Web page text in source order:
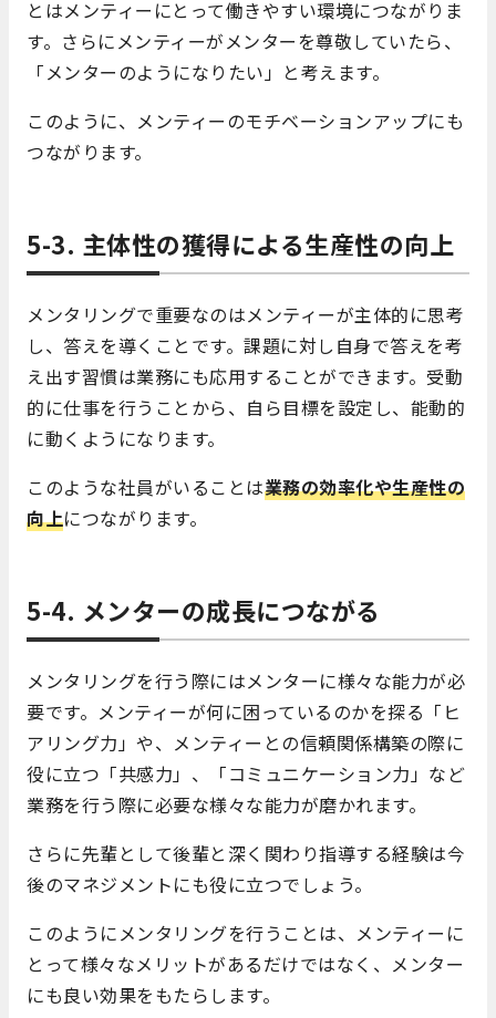
とはメンティーにとって働きやすい環境につながりま
す。さらにメンティーがメンターを尊敬していたら、
「メンターのようになりたい」と考えます。
このように、メンティーのモチベーションアップにも
つながります。
5-3. 主体性の獲得による生産性の向上
メンタリングで重要なのはメンティーが主体的に思考
し、答えを導くことです。課題に対し自身で答えを考
え出す習慣は業務にも応用することができます。受動
的に仕事を行うことから、自ら目標を設定し、能動的
に動くようになります。
このような社員がいることは業務の効率化や生産性の
向上につながります。
5-4. メンターの成長につながる
メンタリングを行う際にはメンターに様々な能力が必
要です。メンティーが何に困っているのかを探る「ヒ
アリング力」や、メンティーとの信頼関係構築の際に
役に立つ「共感力」、「コミュニケーション力」など
業務を行う際に必要な様々な能力が磨かれます。
さらに先輩として後輩と深く関わり指導する経験は今
後のマネジメントにも役に立つでしょう。
このようにメンタリングを行うことは、メンティーに
とって様々なメリットがあるだけではなく、メンター
にも良い効果をもたらします。